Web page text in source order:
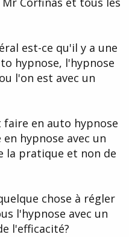
est-ce qu'il y a une
hypnose, l'hypnose
l'on est avec un
en auto hypnose
hypnose avec un
la pratique et non de
chose à régler
l'hypnose avec un
l'efficacité?